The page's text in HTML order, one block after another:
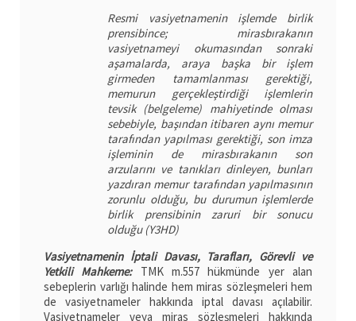
Resmi vasiyetnamenin işlemde birlik
prensibince; mirasbırakanın
vasiyetnameyi okumasından sonraki
aşamalarda, araya başka bir işlem
girmeden tamamlanması gerektiği,
memurun gerçekleştirdiği işlemlerin
tevsik (belgeleme) mahiyetinde olması
sebebiyle, başından itibaren aynı memur
tarafından yapılması gerektiği, son imza
işleminin de mirasbırakanın son
arzularını ve tanıkları dinleyen, bunları
yazdıran memur tarafından yapılmasının
zorunlu olduğu, bu durumun işlemlerde
birlik prensibinin zaruri bir sonucu
olduğu (Y3HD)
Vasiyetnamenin İptali Davası, Tarafları, Görevli ve
Yetkili Mahkeme:TMK m.557 hükmünde yer alan
sebeplerin varlığı halinde hem miras sözleşmeleri hem
de vasiyetnameler hakkında iptal davası açılabilir.
Vasiyetnameler veya miras sözleşmeleri hakkında